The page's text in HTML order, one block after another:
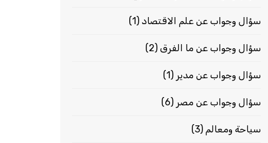
سؤال وجواب عن علم الاقتصاد (1)
سؤال وجواب عن ما الفرق (2)
سؤال وجواب عن مدير (1)
سؤال وجواب عن مصر (6)
سياحة ومعالم (3)